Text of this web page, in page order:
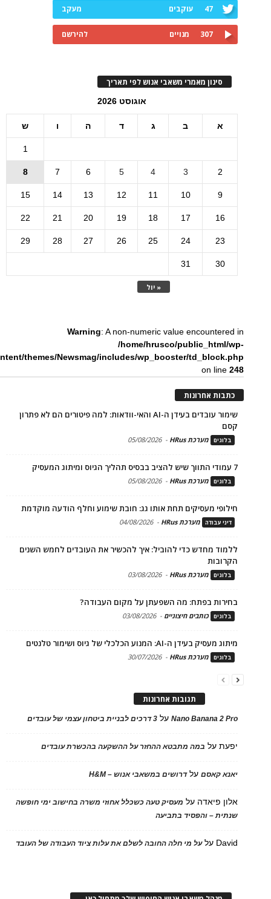
47 עוקבים מעקב
307 מנויים להירשם
סינון מאמרי משאבי אנוש לפי תאריך
אוגוסט 2026
א ב ג ד ה ו ש
« יול
1
2
3
4
5
6
7
8
9
10
11
12
13
14
15
16
17
18
19
20
21
22
23
24
25
26
27
28
29
30
31
Warning: A non-numeric value encountered in
/home/hrusco/public_html/wp-
themes/Newsmag/includes/wp_booster/td_block.php
on line248
כתבות אחרונות
שימור עובדים בעידן ה-AI והאי-וודאות: למה פיטורים הם לא פתרון
קסם
בלוגים מערכת HRus -
05/08/2026
7 עמודי התווך שיש להציב בבסיס תהליך הגיוס ומיתוג המעסיק
בלוגים מערכת HRus -
05/08/2026
חילופי מעסיקים תחת אותו גג: חובת שימוע וחלף הודעה מוקדמת
דיני עבודה מערכת HRus -
04/08/2026
ללמוד מחדש כדי להוביל: איך להכשיר את העובדים לחמש השנים
הקרובות
בלוגים מערכת HRus -
03/08/2026
בחירות בפתח: מה השפעתן על מקום העבודה?
בלוגים כותבים חיצוניים -
03/08/2026
מיתוג מעסיק בעידן ה-AI: המנוע הכלכלי של גיוס ושימור טלנטים
בלוגים מערכת HRus -
30/07/2026
תגובות אחרונות
Nano Banana 2 Proעל 3 דרכים לבניית ביטחון עצמי של עובדים
יפעתעל במה מתבטא ההחזר על ההשקעה בהכשרת עובדים
יאנא קאסםעלדרושים במשאבי אנוש – H&M
אלון פיאדה על מעסיק טעה כשכלל אחוזי משרה בחישוב ימי חופשה
שנתית – והפסיד בתביעה
David עלעל מי חלה החובה לשלם את עלות ציוד העבודה של העובד